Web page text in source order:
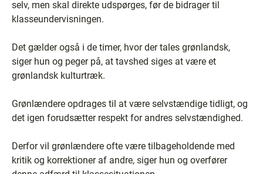
selv, men skal direkte udspørges, før de bidrager til
klasseundervisningen.
Det gælder også i de timer, hvor der tales grønlandsk,
siger hun og peger på, at tavshed siges at være et
grønlandsk kulturtræk.
Grønlændere opdrages til at være selvstændige tidligt, og
det igen forudsætter respekt for andres selvstændighed.
Derfor vil grønlændere ofte være tilbageholdende med
kritik og korrektioner af andre, siger hun og overfører